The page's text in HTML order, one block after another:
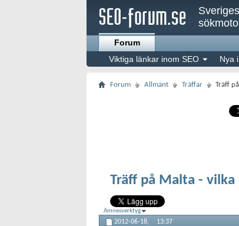
Forum
Viktiga länkar inom SEO
Nya
Forum Allmänt Träffar Träff
Träff på Malta -
Ämnesverktyg
2012-06-18, 13:37